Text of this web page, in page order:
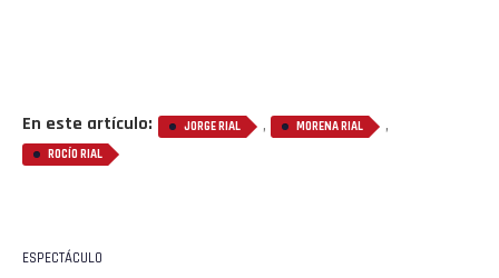
En este artículo: JORGE RIAL , MORENA RIAL ,
ROCÍO RIAL
ESPECTÁCULO